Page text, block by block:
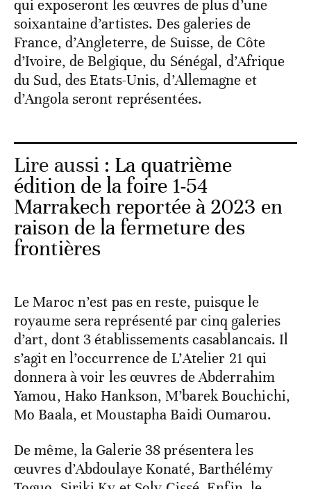
qui exposeront les œuvres de plus d’une
soixantaine d’artistes. Des galeries de
France, d’Angleterre, de Suisse, de Côte
d’Ivoire, de Belgique, du Sénégal, d’Afrique
du Sud, des Etats-Unis, d’Allemagne et
d’Angola seront représentées.
Lire aussi : La quatrième
édition de la foire 1-54
Marrakech reportée à 2023 en
raison de la fermeture des
frontières
Le Maroc n’est pas en reste, puisque le
royaume sera représenté par cinq galeries
d’art, dont 3 établissements casablancais. Il
s’agit en l’occurrence de L’Atelier 21 qui
donnera à voir les œuvres de Abderrahim
Yamou, Hako Hankson, M’barek Bouchichi,
Mo Baala, et Moustapha Baidi Oumarou.
De même, la Galerie 38 présentera les
œuvres d’Abdoulaye Konaté, Barthélémy